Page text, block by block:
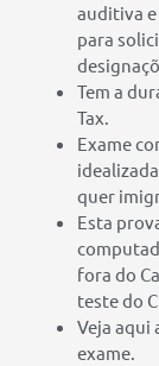
auditiva e
para
Tem a
Tax.
Exame
quer
Esta
fora do
teste do
Veja aqui
exame.